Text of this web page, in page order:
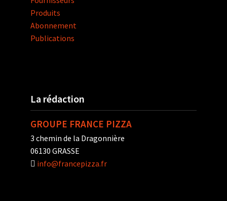
Produits
Abonnement
Publications
La rédaction
GROUPE FRANCE PIZZA
3 chemin de la Dragonnière
06130 GRASSE
info@francepizza.fr